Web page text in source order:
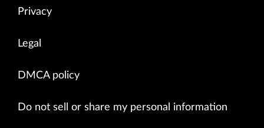
Privacy
Legal
DMCA policy
Do not sell or share my personal information